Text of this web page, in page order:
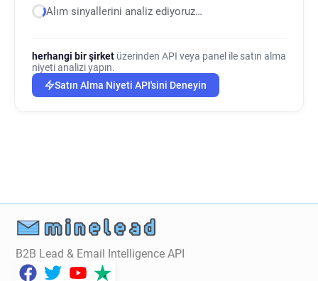
Alım sinyallerini analiz ediyoruz…
herhangi bir şirket üzerinden API veya panel ile satın alma
niyeti analizi yapın.
Satın Alma Niyeti API'sini Deneyin
B2B Lead & Email Intelligence API